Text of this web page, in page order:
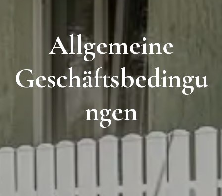
Allgemeine
Geschäftsbedingu
ngen